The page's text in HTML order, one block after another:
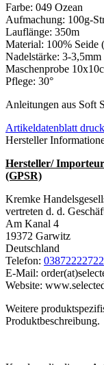
Farbe: 049 Ozean
Aufmachung: 100g-
Lauflänge: 350m
Material: 100% Seide
Nadelstärke: 3-3,5mm
Maschenprobe
Pflege: 30°
Anleitungen aus Soft
Artikeldatenblatt
Hersteller
Hersteller/
(GPSR)
Kremke
vertreten d. d.
Am Kanal 4
19372 Garwitz
Deutschland
Telefon: 03872222722
E-Mail:
Website:
Weitere
Produktbeschreibung.